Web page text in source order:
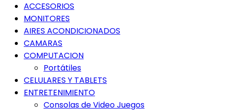
ACCESORIOS
MONITORES
AIRES ACONDICIONADOS
CAMARAS
COMPUTACION
Portátiles
CELULARES Y TABLETS
ENTRETENIMIENTO
Consolas de Video Juegos